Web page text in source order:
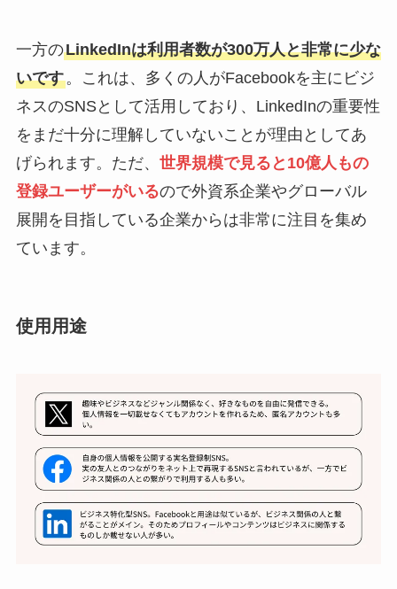
一方のLinkedInは利用者数が300万人と非常に少な
いです。これは、多くの人がFacebookを主にビジ
ネスのSNSとして活用しており、LinkedInの重要性
をまだ十分に理解していないことが理由としてあ
げられます。ただ、 世界規模で見ると10億人もの
登録ユーザーがいるので外資系企業やグローバル
展開を目指している企業からは非常に注目を集め
ています。
使用用途